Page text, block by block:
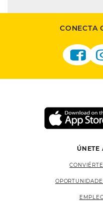
CONECTA
ÚNETE